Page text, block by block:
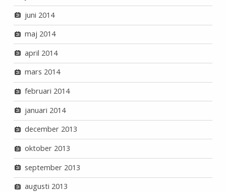
juni 2014
maj 2014
april 2014
mars 2014
februari 2014
januari 2014
december 2013
oktober 2013
september 2013
augusti 2013